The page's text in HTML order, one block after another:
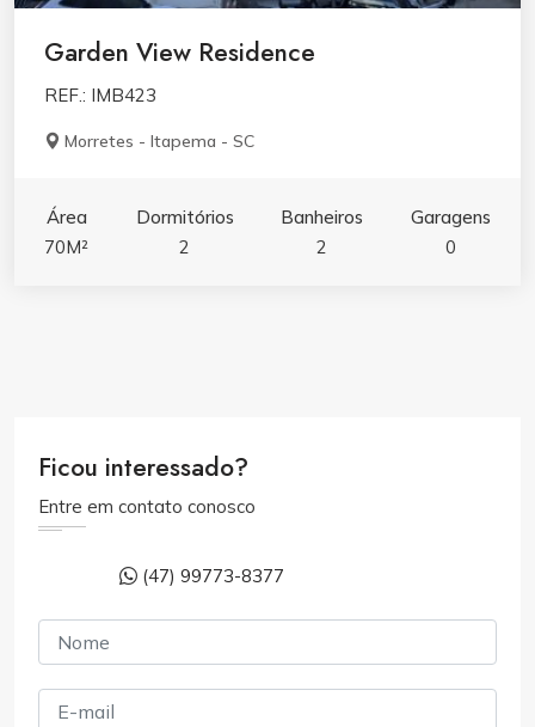
Garden View Residence
REF.: IMB423
Morretes - Itapema - SC
Área
70M²
Dormitórios
2
Banheiros
2
Garagens
0
Ficou interessado?
Entre em contato conosco
(47) 99773-8377